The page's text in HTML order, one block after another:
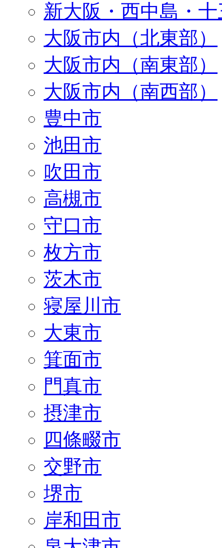
新大阪・西中島・
大阪市内（北東部）
大阪市内（南東部）
大阪市内（南西部）
豊中市
池田市
吹田市
高槻市
守口市
枚方市
茨木市
寝屋川市
大東市
箕面市
門真市
摂津市
四條畷市
交野市
堺市
岸和田市